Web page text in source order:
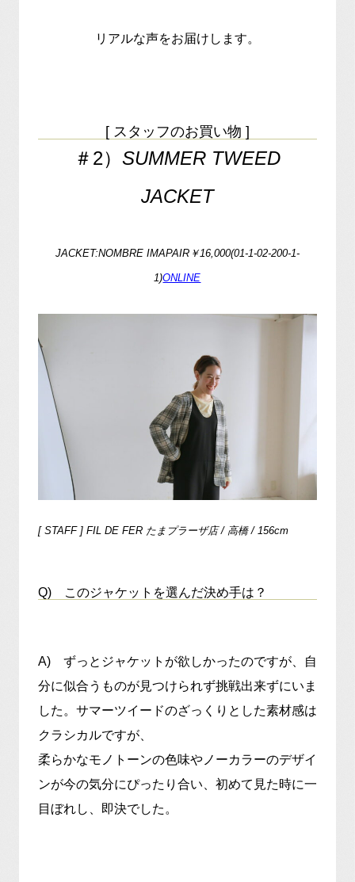
リアルな声をお届けします。
[ スタッフのお買い物 ]
＃2）SUMMER TWEED
JACKET
JACKET:NOMBRE IMAPAIR￥16,000(01-1-02-200-1-
1)ONLINE
[ STAFF ] FIL DE FER たまプラーザ店 / 高橋 / 156cm
Q) このジャケットを選んだ決め手は？
A) ずっとジャケットが欲しかったのですが、自
分に似合うものが見つけられず挑戦出来ずにいま
した。サマーツイードのざっくりとした素材感は
クラシカルですが、
柔らかなモノトーンの色味やノーカラーのデザイ
ンが今の気分にぴったり合い、初めて見た時に一
目ぼれし、即決でした。